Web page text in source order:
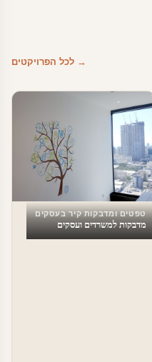
→ לכל הפרויקטים
טפטים ומדבקות קיר בעסקים
מדבקות למשרדים ועסקים